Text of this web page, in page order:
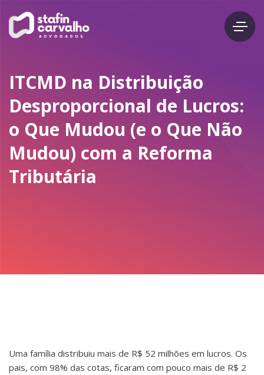
ITCMD na Distribuição
Desproporcional de Lucros:
o Que Mudou (e o Que Não
Mudou) com a Reforma
Tributária
Uma família distribuiu mais de R$ 52 milhões em lucros. Os
pais, com 98% das cotas, ficaram com pouco mais de R$ 2